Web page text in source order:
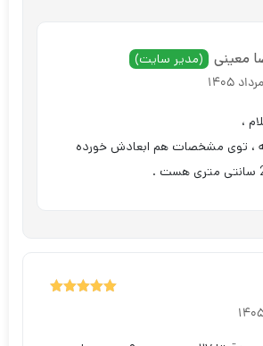
معینی (مدیر سایت)
،
، توی مشخصات هم ابعادش خورده
.